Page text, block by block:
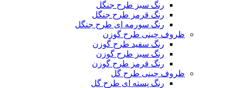
رنگ سبز طرح جنگل
رنگ قرمز طرح جنگل
رنگ سورمه ای طرح جنگل
ظروف چینی طرح گوزن
رنگ سفید طرح گوزن
رنگ سبز طرح گوزن
رنگ قرمز طرح گوزن
ظروف چینی طرح گل
رنگ پسته ای طرح گل